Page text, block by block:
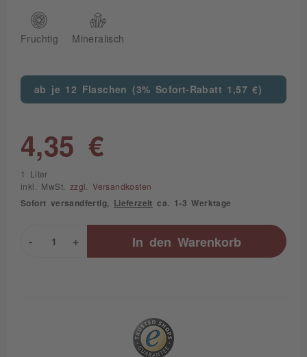
Fruchtig Mineralisch
ab je 12 Flaschen (3% Sofort-Rabatt 1,57 €)
4,35 €
1 Liter
inkl. MwSt. zzgl. Versandkosten
Sofort versandfertig, Lieferzeit ca. 1-3 Werktage
+
- In den Warenkorb